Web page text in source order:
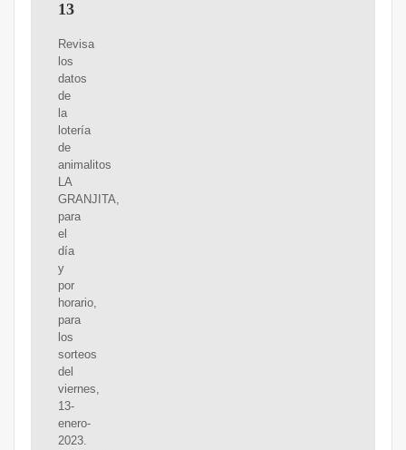
13
Revisa
los
datos
de
la
lotería
de
animalitos
LA
GRANJITA,
para
el
día
y
por
horario,
para
los
sorteos
del
viernes,
13-
enero-
2023.